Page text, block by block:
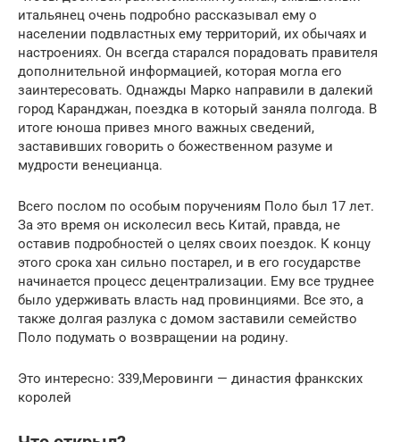
итальянец очень подробно рассказывал ему о
населении подвластных ему территорий, их обычаях и
настроениях. Он всегда старался порадовать правителя
дополнительной информацией, которая могла его
заинтересовать. Однажды Марко направили в далекий
город Каранджан, поездка в который заняла полгода. В
итоге юноша привез много важных сведений,
заставивших говорить о божественном разуме и
мудрости венецианца.
Всего послом по особым поручениям Поло был 17 лет.
За это время он исколесил весь Китай, правда, не
оставив подробностей о целях своих поездок. К концу
этого срока хан сильно постарел, и в его государстве
начинается процесс децентрализации. Ему все труднее
было удерживать власть над провинциями. Все это, а
также долгая разлука с домом заставили семейство
Поло подумать о возвращении на родину.
Это интересно: 339,Меровинги — династия франкских
королей